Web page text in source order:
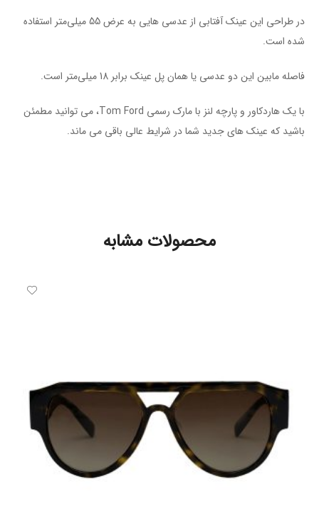
در طراحی این عینک آفتابی از عدسی هایی به عرض 55 میلی‌متر استفاده
شده است.
فاصله مابین این دو عدسی یا همان پل عینک برابر 18 میلی‌متر است.
با یک هاردکاور و پارچه لنز با مارک رسمی Tom Ford، می توانید مطمئن
باشید که عینک های جدید شما در شرایط عالی باقی می ماند.
محصولات مشابه